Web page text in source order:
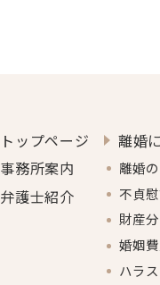
3. 個人情報の開
当事務所は、個人
方がご本人であるこ
また、開示に際し
トップページ
事務所案内
弁護士紹介
離婚
離婚
不貞
財産
婚姻
ハラ